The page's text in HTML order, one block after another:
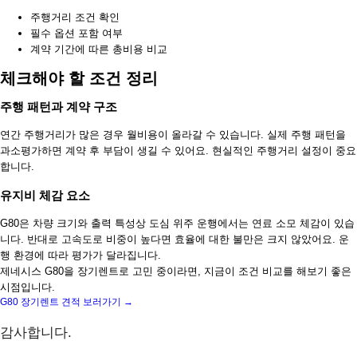
주행거리 조건 확인
필수 옵션 포함 여부
계약 기간에 따른 총비용 비교
체크해야 할 조건 정리
주행 패턴과 계약 구조
연간 주행거리가 많은 경우 월비용이 올라갈 수 있습니다. 실제 주행 패턴을
과소평가하면 계약 후 부담이 생길 수 있어요. 현실적인 주행거리 설정이 중요
합니다.
유지비 체감 요소
G80은 차량 크기와 출력 특성상 도심 위주 운행에서는 연료 소모 체감이 있습
니다. 반대로 고속도로 비중이 높다면 효율에 대한 불만은 크지 않았어요. 운
행 환경에 따라 평가가 달라집니다.
제네시스 G80을 장기렌트로 고민 중이라면, 지금이 조건 비교를 해보기 좋은
시점입니다.
G80 장기렌트 견적 보러가기 →
감사합니다.